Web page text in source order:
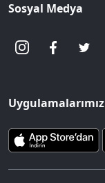
Sosyal Medya
Uygulamalarımız